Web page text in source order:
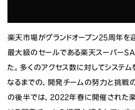
サステナビリティ
採用情報
楽天市場がグランドオープン25周年
最大級のセールである楽天スーパー
た。多くのアクセス数に対してシステ
なるまでの、開発チームの努力と挑戦
の後半では、2022年春に開催された